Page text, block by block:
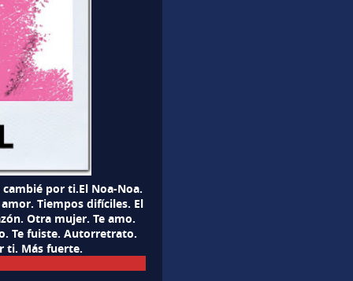
por ti.El Noa-Noa.
Tiempos difíciles. El
Otra mujer. Te amo.
Te fuiste. Autorretrato.
ti. Más fuerte.